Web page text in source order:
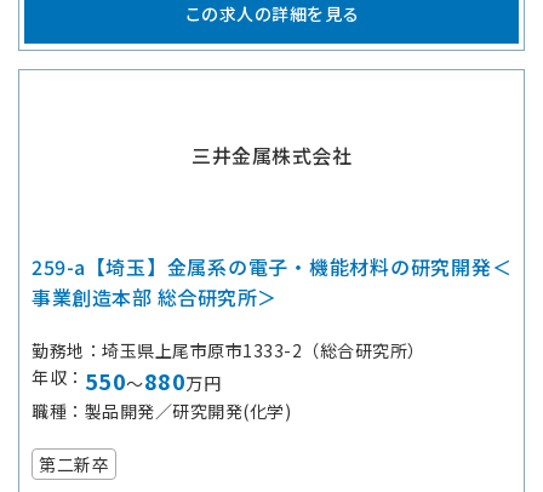
この求人の詳細を見る
三井金属株式会社
259-a【埼玉】金属系の電子・機能材料の研究開発＜
事業創造本部 総合研究所＞
勤務地
埼玉県上尾市原市1333-2（総合研究所）
年収
550～880万円
職種
製品開発／研究開発(化学)
第二新卒